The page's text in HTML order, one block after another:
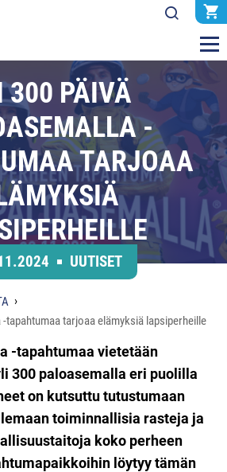
300 PÄIVÄ
-
TARJOAA
UUTISET
-tapahtumaa tarjoaa elämyksiä lapsiperheille
-tapahtumaa vietetään
300 paloasemalla eri puolilla
on kutsuttu tutustumaan
toiminnallisia rasteja ja
koko perheen
löytyy tämän